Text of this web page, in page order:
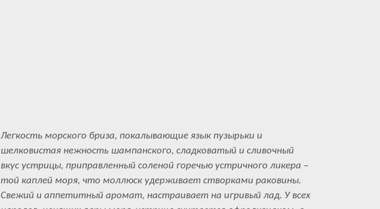
Легкость морского бриза, покалывающие язык пузырьки и
шелковистая нежность шампанского, сладковатый и сливочный
вкус устрицы, приправленный соленой горечью устричного ликера –
той каплей моря, что моллюск удерживает створками раковины.
Свежий и аппетитный аромат, настраивает на игривый лад. У всех